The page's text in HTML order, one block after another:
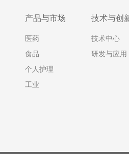
产品与市场
医药
食品
个人护理
工业
技术与创
技术中心
研发与应用